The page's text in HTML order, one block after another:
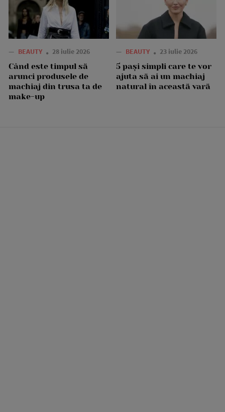
— BEAUTY 28 iulie 2026
Când este timpul să
arunci produsele de
machiaj din trusa ta de
make-up
— BEAUTY 23 iulie 2026
5 pași simpli care te vor
ajuta să ai un machiaj
natural în această vară